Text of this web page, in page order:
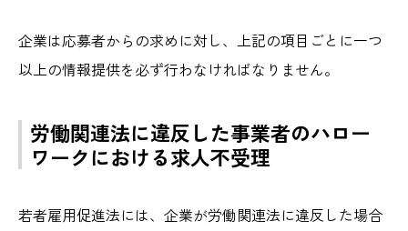
企業は応募者からの求めに対し、上記の項目ごとに一つ
以上の情報提供を必ず行わなければなりません。
労働関連法に違反した事業者のハロー
ワークにおける求人不受理
若者雇用促進法には、企業が労働関連法に違反した場合